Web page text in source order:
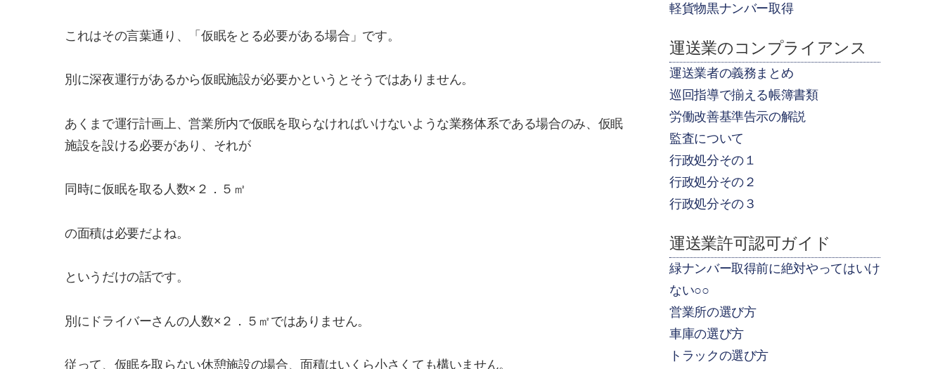
これはその言葉通り、「仮眠をとる必要がある場合」です。
別に深夜運行があるから仮眠施設が必要かというとそうではありません。
あくまで運行計画上、営業所内で仮眠を取らなければいけないような業務体系である場合のみ、仮眠
施設を設ける必要があり、それが
同時に仮眠を取る人数×２．５㎡
の面積は必要だよね。
というだけの話です。
別にドライバーさんの人数×２．５㎡ではありません。
従って、仮眠を取らない休憩施設の場合、面積はいくら小さくても構いません。
軽貨物黒ナンバー取得
運送業のコンプライアンス
運送業者の義務まとめ
巡回指導で揃える帳簿書類
労働改善基準告示の解説
監査について
行政処分その１
行政処分その２
行政処分その３
運送業許可認可ガイド
緑ナンバー取得前に絶対やってはいけ
ない○○
営業所の選び方
車庫の選び方
トラックの選び方